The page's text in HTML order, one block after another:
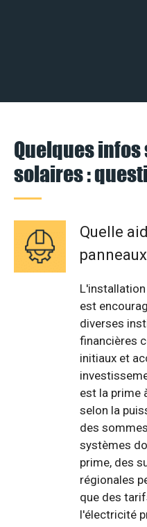
Quelques
solaires :
Quelle
est
diverses
financières
initiaux et
est la prime
selon la
des
systèmes
prime, des
régionales
que des
l'électricité